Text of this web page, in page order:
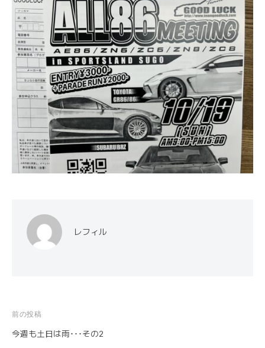
レフィル
投
稿
前の投稿
今週も土日は雨･･･その2